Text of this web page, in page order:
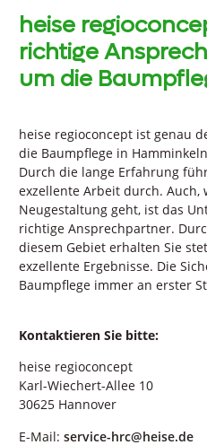
heise
richtige
um die
heise regioconcept ist genau
die Baumpflege in
Durch die lange Erfahrung
exzellente Arbeit durch. Auch,
Neugestaltung geht, ist das
richtige Ansprechpartner.
diesem Gebiet erhalten Sie
exzellente Ergebnisse. Die
Baumpflege immer an erster
Kontaktieren Sie bitte:
heise regioconcept
Karl-Wiechert-Allee 10
30625 Hannover
E-Mail: service-hrc@heise.de